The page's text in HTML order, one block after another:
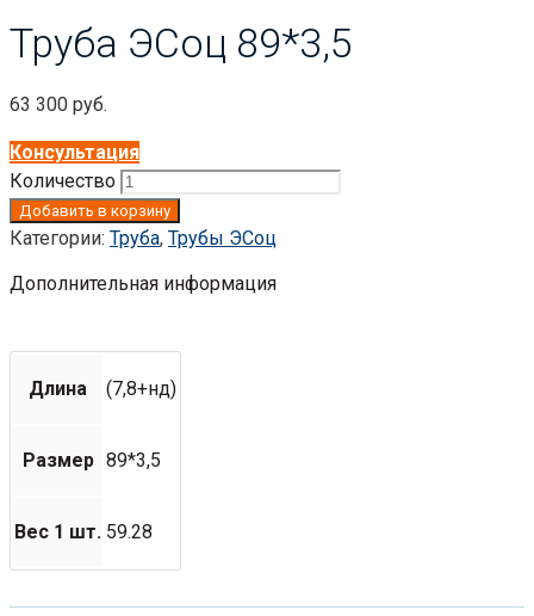
Труба ЭСоц 89*3,5
63 300 руб.
Консультация
Количество
Добавить в корзину
Категории: Труба, Трубы ЭСоц
Дополнительная информация
Длина (7,8+нд)
Размер 89*3,5
Вес 1 шт. 59.28